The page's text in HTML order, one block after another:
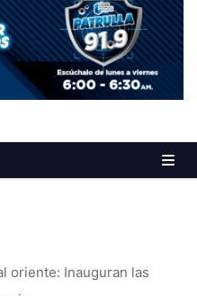
oriente: Inauguran las